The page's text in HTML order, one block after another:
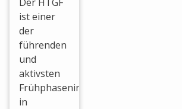
ist einer
der
führenden
und
aktivsten
Frühphaseninvestoren
in